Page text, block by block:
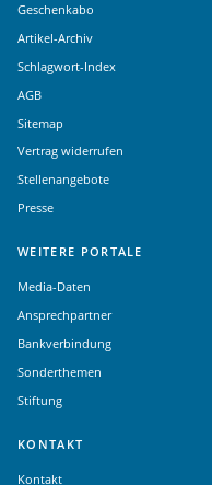
Geschenkabo
Artikel-Archiv
Schlagwort-Index
AGB
Sitemap
Vertrag widerrufen
Stellenangebote
Presse
WEITERE PORTALE
Media-Daten
Ansprechpartner
Bankverbindung
Sonderthemen
Stiftung
KONTAKT
Kontakt